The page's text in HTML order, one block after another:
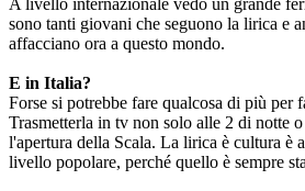
A livello internazionale vedo un grande
sono tanti giovani che seguono la lirica e
affacciano ora a questo mondo.
E in Italia?
Forse si potrebbe fare qualcosa di più per
Trasmetterla in tv non solo alle 2 di notte
l'apertura della Scala. La lirica è cultura è
livello popolare, perché quello è sempre